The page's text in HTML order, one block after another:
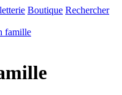
Boutique Rechercher
famille